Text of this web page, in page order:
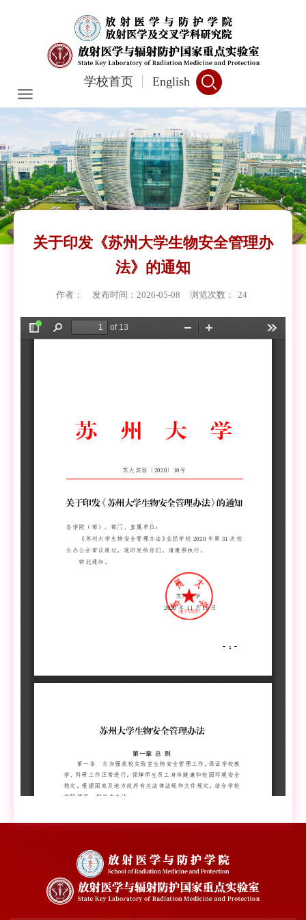
学校首页 English
关于印发《苏州大学生物安全管理办
法》的通知
作者： 发布时间：2026-05-08 浏览次数： 24